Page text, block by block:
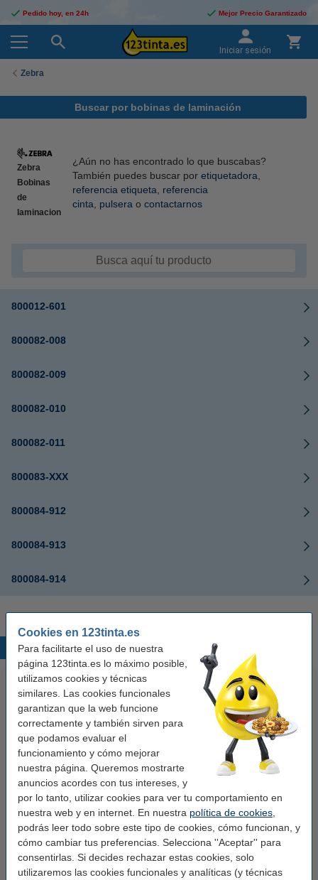
Cookies en 123tinta.es
Para facilitarte el uso de nuestra
página 123tinta.es lo máximo posible,
utilizamos cookies y técnicas
similares. Las cookies funcionales
garantizan que la web funcione
correctamente y también sirven para
que podamos evaluar el
funcionamiento y cómo mejorar
nuestra página. Queremos mostrarte
anuncios acordes con tus intereses, y
por lo tanto, utilizar cookies para ver tu comportamiento en
nuestra web y en internet. En nuestra política de cookies
podrás leer todo sobre este tipo de cookies, cómo funcionan, y
cómo cambiar tus preferencias. Selecciona ''Aceptar'' para
consentirlas. Si decides rechazar estas cookies, solo
utilizaremos las cookies funcionales y analíticas (y técnicas
Pedido hoy, en 24h Mejor Precio Garantizado
Iniciar sesión
Zebra
Buscar por bobinas de laminación
Zebra
Bobinas
de
laminacion
¿Aún no has encontrado lo que buscabas?
También puedes buscar por etiquetadora
referencia etiqueta
referencia
cinta
pulsera o contactarnos
800012-601
800082-008
800082-009
800082-010
800082-011
800083-XXX
800084-912
800084-913
800084-914
Productos destacados
123tinta Papel fotográfico
Premium Glossy brillo alto | 10 x
15 cm | 260g | 100 hojas
10,50 € Incl. 21% IVA
123tinta Pilas Alcalinas Xtreme
Power AA - LR06 - MN1500 - 24
unidades
14,50 € Incl. 21% IVA